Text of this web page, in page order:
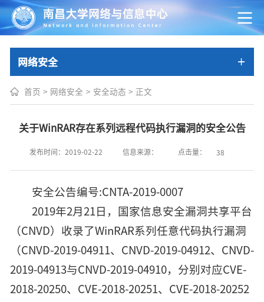
网络安全
首页 > 网络安全 > 安全动态 > 正文
关于WinRAR存在系列远程代码执行漏洞的安全公告
发布时间：2019-02-22 信息来源： 点击量： 38
安全公告编号:CNTA-2019-0007
2019年2月21日，国家信息安全漏洞共享平台
（CNVD）收录了WinRAR系列任意代码执行漏洞
（CNVD-2019-04911、CNVD-2019-04912、CNVD-
2019-04913与CNVD-2019-04910，分别对应CVE-
2018-20250、CVE-2018-20251、CVE-2018-20252